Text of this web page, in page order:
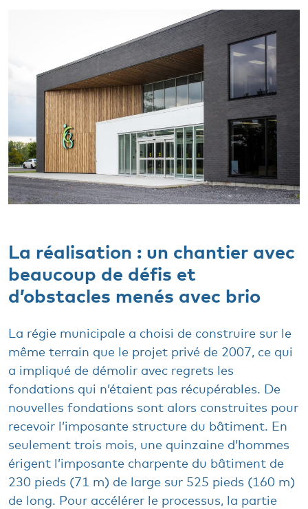
La réalisation : un chantier avec
beaucoup de défis et
d’obstacles menés avec brio
La régie municipale a choisi de construire sur le
même terrain que le projet privé de 2007, ce qui
a impliqué de démolir avec regrets les
fondations qui n’étaient pas récupérables. De
nouvelles fondations sont alors construites pour
recevoir l’imposante structure du bâtiment. En
seulement trois mois, une quinzaine d’hommes
érigent l’imposante charpente du bâtiment de
230 pieds (71 m) de large sur 525 pieds (160 m)
de long. Pour accélérer le processus, la partie